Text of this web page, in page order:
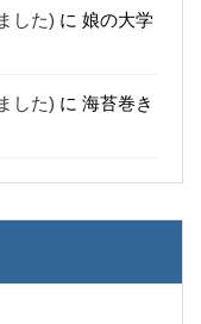
した) に 娘の大学
した) に 海苔巻き